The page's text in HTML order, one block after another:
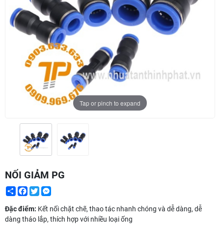
Tap or pinch to expand
NỐI GIẢM PG
ShareFacebook
Twitter
Đặc điểm: Kết nối chặt chẽ, thao tác nhanh chóng và dễ dàng, dễ
dàng tháo lắp, thích hợp với nhiều loại ống